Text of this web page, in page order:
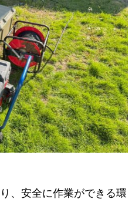
、安全に作業ができる環